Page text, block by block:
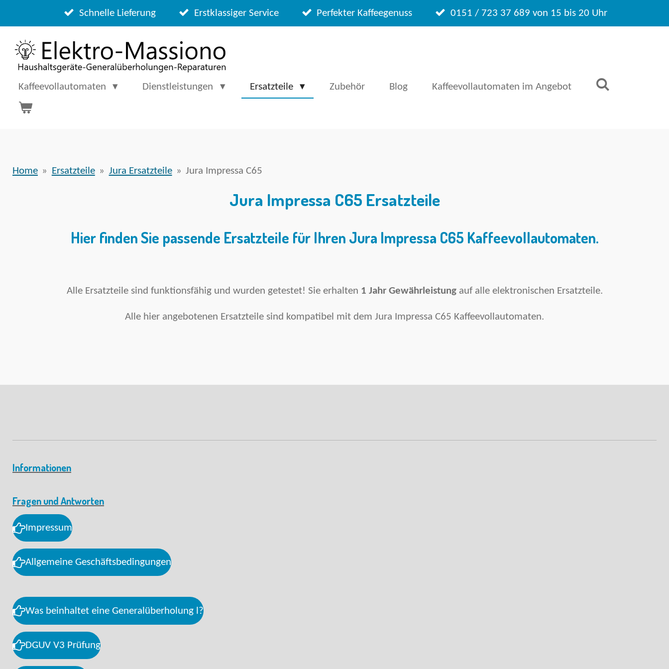
Hauptinhalt
springen
Schnelle Lieferung Erstklassiger Service Perfekter Kaffeegenuss 0151 / 723 37 689 von 15 bis 20 Uhr
Kaffeevollautomaten Dienstleistungen Ersatzteile Zubehör Blog Kaffeevollautomaten im Angebot
Home » Ersatzteile » Jura Ersatzteile » Jura Impressa C65
Jura Impressa C65 Ersatzteile
Hier finden Sie passende Ersatzteile für Ihren Jura Impressa C65 Kaffeevollautomaten.
Alle Ersatzteile sind funktionsfähig und wurden getestet! Sie erhalten 1 Jahr Gewährleistungauf alle elektronischen Ersatzteile.
Alle hier angebotenen Ersatzteile sind kompatibel mit dem Jura Impressa C65 Kaffeevollautomaten.
Informationen
Fragen und Antworten
Impressum
Allgemeine Geschäftsbedingungen
Was beinhaltet eine Generalüberholung l?
DGUV V3 Prüfung